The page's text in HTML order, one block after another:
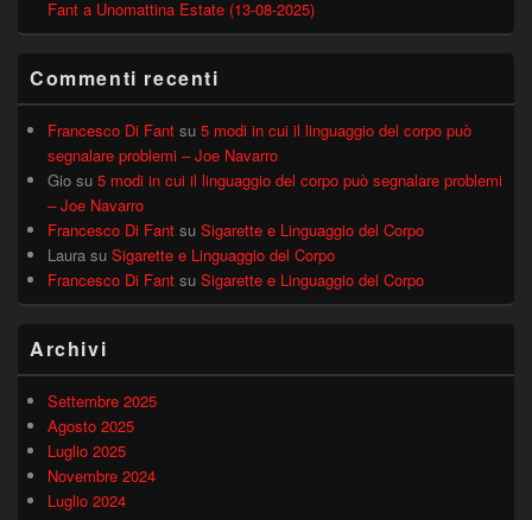
Fant a Unomattina Estate (13-08-2025)
Commenti recenti
Francesco Di Fant su 5 modi in cui il linguaggio del corpo può
segnalare problemi – Joe Navarro
Gio su 5 modi in cui il linguaggio del corpo può segnalare problemi
– Joe Navarro
Francesco Di Fant su Sigarette e Linguaggio del Corpo
Laura su Sigarette e Linguaggio del Corpo
Francesco Di Fant su Sigarette e Linguaggio del Corpo
Archivi
Settembre 2025
Agosto 2025
Luglio 2025
Novembre 2024
Luglio 2024